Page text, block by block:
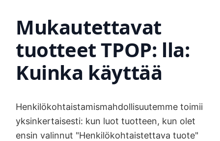
Mukautettavat
tuotteet TPOP: lla:
Kuinka käyttää
Henkilökohtaistamismahdollisuutemme toimii
yksinkertaisesti: kun luot tuotteen, kun olet
ensin valinnut "Henkilökohtaistettava tuote"